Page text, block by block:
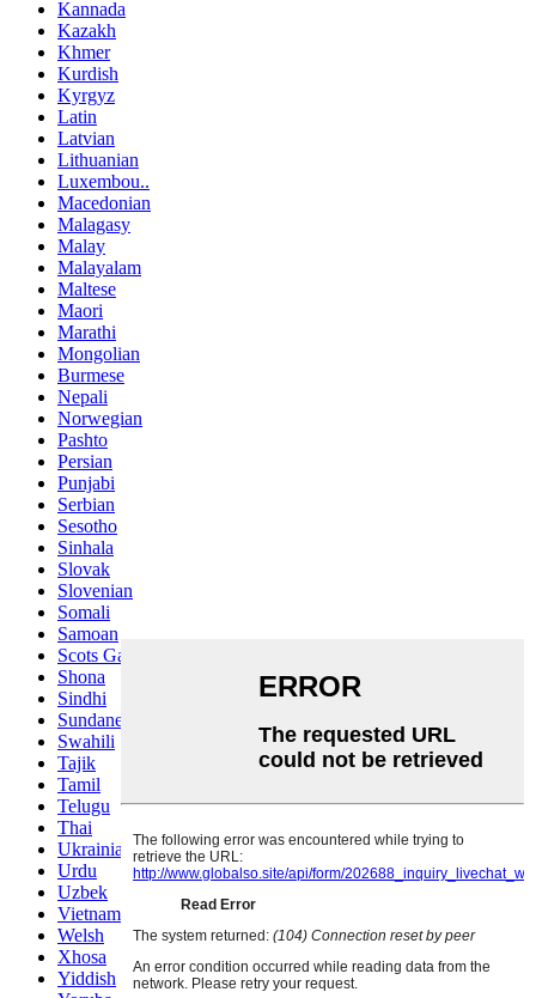
Kannada
Kazakh
Khmer
Kurdish
Kyrgyz
Latin
Latvian
Lithuanian
Luxembou..
Macedonian
Malagasy
Malay
Malayalam
Maltese
Maori
Marathi
Mongolian
Burmese
Nepali
Norwegian
Pashto
Persian
Punjabi
Serbian
Sesotho
Sinhala
Slovak
Slovenian
Somali
Samoan
Scots Gaelic
Shona
Sindhi
Sundanese
Swahili
Tajik
Tamil
Telugu
Thai
Ukrainian
Urdu
Uzbek
Vietnamese
Welsh
Xhosa
Yiddish